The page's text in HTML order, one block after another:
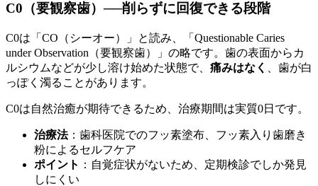
C0（要観察歯）──削らずに回復できる段階
C0は「CO（シーオー）」と読み、「Questionable Caries
under Observation（要観察歯）」の略です。歯の表面からカ
ルシウムなどが少し溶け始めた状態で、 痛みはなく
、歯が白
っぽく濁ることがあります。
C0は自然治癒が期待できるため、治療期間は実質0日です。
治療法：歯科医院でのフッ素塗布、フッ素入り歯磨き
粉によるセルフケア
ポイント ：自覚症状がないため、定期検診でしか発見
しにくい